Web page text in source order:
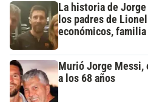
La historia de
los padres de
económicos,
Murió Jorge Messi,
a los 68 años